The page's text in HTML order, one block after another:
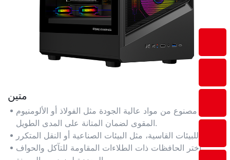
متين
مصنوع من مواد عالية الجودة مثل الفولاذ أو الألومنيوم
المقوى لضمان المتانة على المدى الطويل.
اختر الحافظات ذات الطلاءات المقاومة للتآكل والحواف